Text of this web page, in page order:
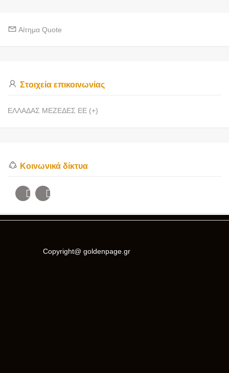
Αίτημα Quote
Στοιχεία επικοινωνίας
ΕΛΛΑΔΑΣ ΜΕΖΕΔΕΣ ΕΕ (+)
Κοινωνικά δίκτυα
Copyright@ goldenpage.gr